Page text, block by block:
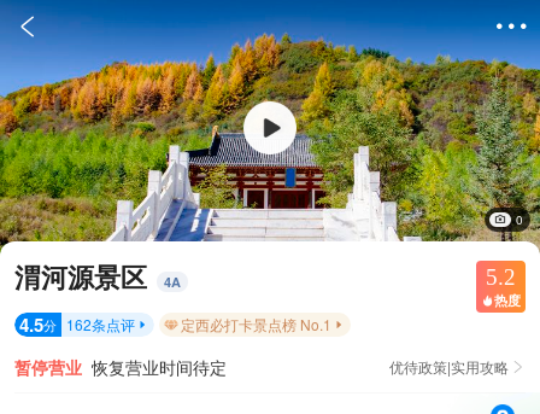
 
0
渭河源景区 4A 5.2
 热度
4.5分 162条点评  定西必打卡景点榜 No.1 
暂停营业 恢复营业时间待定 优待政策|实用攻略 